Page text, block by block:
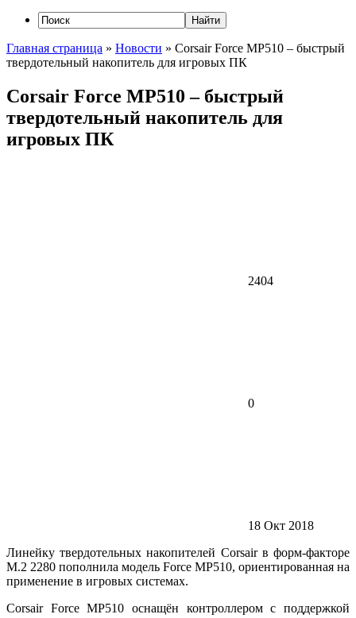
Главная страница » Новости » Corsair Force MP510 – быстрый
твердотельный накопитель для игровых ПК
Corsair Force MP510 – быстрый
твердотельный накопитель для
игровых ПК
2404
0
18 Окт 2018
Линейку твердотельных накопителей Corsair в форм-факторе
M.2 2280 пополнила модель Force MP510, ориентированная на
применение в игровых системах.
Corsair Force MP510 оснащён контроллером с поддержкой